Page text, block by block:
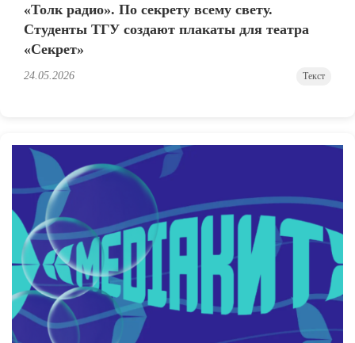
«Толк радио». По секрету всему свету.
Студенты ТГУ создают плакаты для театра
«Секрет»
24.05.2026 Текст